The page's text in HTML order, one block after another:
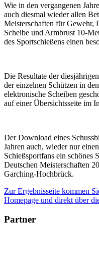
Wie in den vergangenen
auch diesmal wieder allen
Meisterschaften für Gewehr,
Scheibe und Armbrust 10-
des Sportschießens einen
Die Resultate der
der einzelnen Schützen in
elektronische Scheiben
auf einer Übersichtsseite im
Der Download eines
Jahren auch, wieder nur
Schießsportfans ein schönes
Deutschen Meisterschaften
Garching-Hochbrück.
Zur Ergebnisseite kommen
Homepage und direkt über
Partner